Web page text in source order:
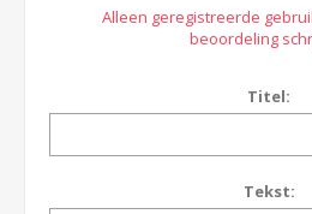
Alleen geregistreerde
beoordeling
Titel:
Tekst: